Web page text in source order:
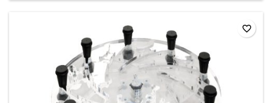
favorite_border